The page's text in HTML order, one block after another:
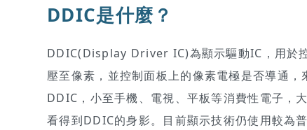
DDIC是什麼？
DDIC(Display Driver IC)為顯示驅動IC，用於
壓至像素，並控制面板上的像素電極是否導通
DDIC，小至手機、電視、平板等消費性電子，
看得到DDIC的身影。目前顯示技術仍使用較為